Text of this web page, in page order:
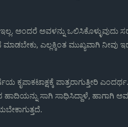
ಅಂದರೆ ಅವಳನ್ನು ಒಲಿಸಿಕೊಳ್ಳುವುದು
ಎಲ್ಲಕ್ಕಿಂತ ಮುಖ್ಯವಾಗಿ ನೀವು
ಕೃಪಾಕಟಾಕ್ಷಕ್ಕೆ ಪಾತ್ರರಾಗುತ್ತೀರಿ
ಸಾಗಿ ಸಾಧಿಸಿದ್ದಾಳೆ, ಹಾಗಾಗಿ